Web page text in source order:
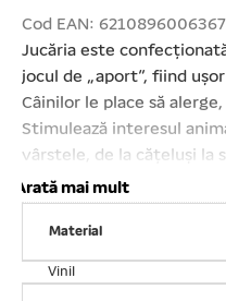
Cod EAN: 6210896006367
Jucăria este
jocul de „aport”, fiind
Câinilor le place să
Stimulează interesul
vârstele, de la cățeluși la
igienizat;Lungime: 17 cm.
produs, este important
companie în timpul
regulat și înlocuiți- l în
lipsesc piese pentru a
Arată mai mult
Material
Vinil